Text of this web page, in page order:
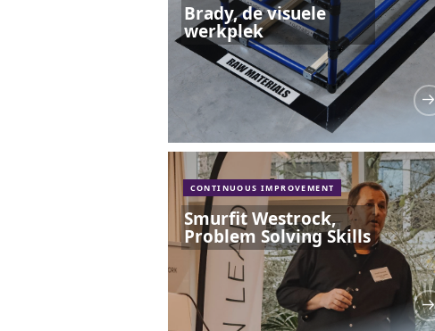
Brady, de visuele
werkplek
CONTINUOUS IMPROVEMENT
Smurfit Westrock,
Problem Solving Skills